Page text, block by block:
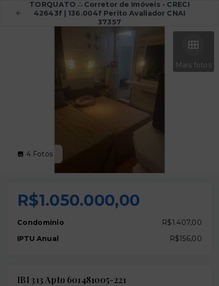
TORQUATO ∴ Corretor de Imóveis - CRECI
42643f | 136.004f Perito Avaliador CNAI
37357
Mais fotos
4 Fotos
R$1.050.000,00
Condomínio
R$1.407,00
IPTU Anual
R$156,00
IBI 313 Apto 601481005-221